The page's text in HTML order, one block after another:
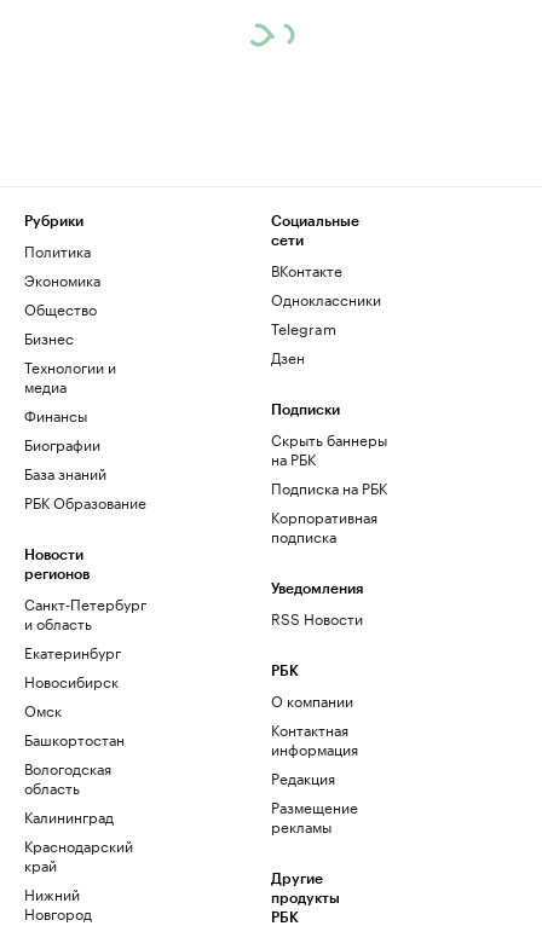
Рубрики
Политика
Экономика
Общество
Бизнес
Технологии и
медиа
Финансы
Биографии
База знаний
РБК Образование
Новости
регионов
Санкт-Петербург
и область
Екатеринбург
Новосибирск
Омск
Башкортостан
Вологодская
область
Калининград
Краснодарский
край
Нижний
Новгород
Социальные
сети
ВКонтакте
Одноклассники
Telegram
Дзен
Подписки
Скрыть баннеры
на РБК
Подписка на РБК
Корпоративная
подписка
Уведомления
RSS Новости
РБК
О компании
Контактная
информация
Редакция
Размещение
рекламы
Другие
продукты
РБК